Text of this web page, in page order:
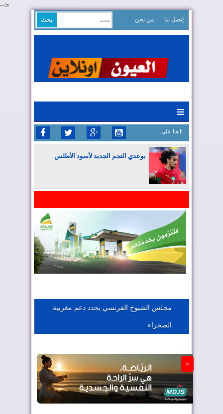
-->
إتصل بنا من نحن
≡
: تابعنا على
بوعدي النجم الجديد لأسود الأطلس
المغرب يعزز موقعه في صناعة الطيران
الجزائر تستسلم لفرنسا
مجلس الشيوخ الفرنسي يجدد دعم مغربية
الصحراء
×